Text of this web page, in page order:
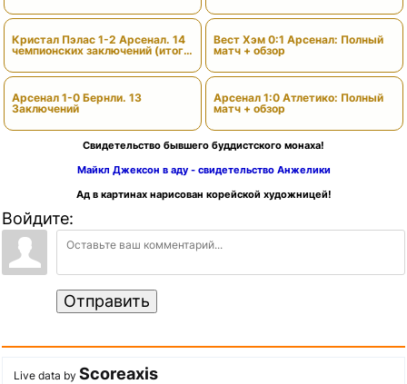
Кристал Пэлас 1-2 Арсенал. 14
чемпионских заключений (итоги
Арсенал 1-0 Бернли. 13
Заключений
Вест Хэм 0:1 Арсенал: Полный
матч + обзор
Арсенал 1:0 Атлетико: Полный
матч + обзор
Свидетельство бывшего буддистского монаха!
Майкл Джексон в аду - свидетельство Анжелики
Ад в картинах нарисован корейской художницей!
Войдите:
Отправить
Live data by Scoreaxis